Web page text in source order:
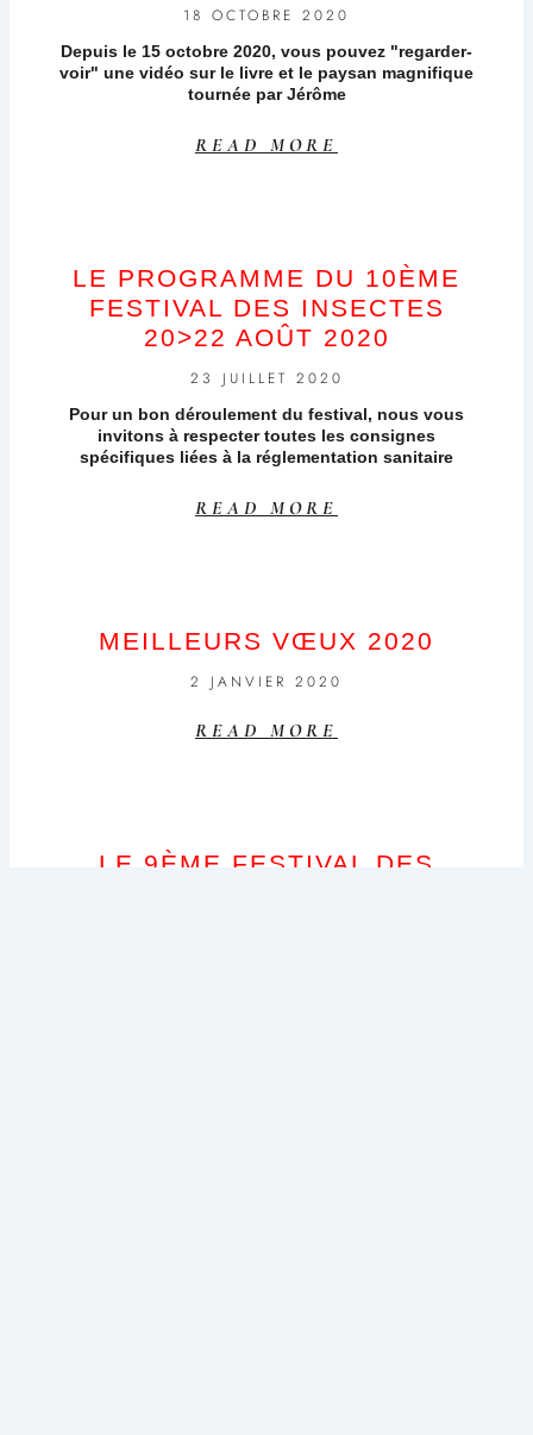
18 OCTOBRE 2020
Depuis le 15 octobre 2020, vous pouvez "regarder-
voir" une vidéo sur le livre et le paysan magnifique
tournée par Jérôme
READ MORE
LE PROGRAMME DU 10ÈME
FESTIVAL DES INSECTES
20>22 AOÛT 2020
23 JUILLET 2020
Pour un bon déroulement du festival, nous vous
invitons à respecter toutes les consignes
spécifiques liées à la réglementation sanitaire
READ MORE
MEILLEURS VŒUX 2020
2 JANVIER 2020
READ MORE
LE 9ÈME FESTIVAL DES